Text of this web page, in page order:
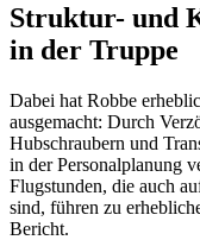
Struktur- und
in der Truppe
Dabei hat Robbe
ausgemacht: Durch
Hubschraubern und
in der Personalplanung
Flugstunden, die auch
sind, führen zu
Bericht.